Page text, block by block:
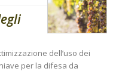
dell’uso dei
per la difesa da